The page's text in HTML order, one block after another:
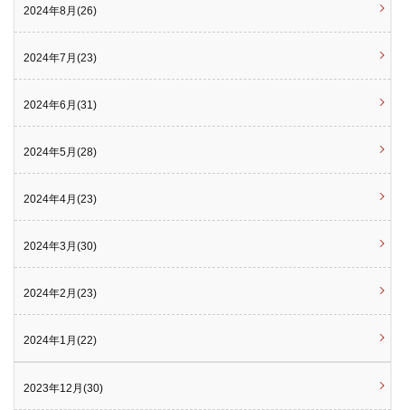
2024年8月(26)
2024年7月(23)
2024年6月(31)
2024年5月(28)
2024年4月(23)
2024年3月(30)
2024年2月(23)
2024年1月(22)
2023年12月(30)